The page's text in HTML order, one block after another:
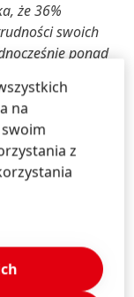
że 36%
swoich
ponad
Rodzice
zajęć
do tych
że nauki
Dyrektor
Pełnomocnik
Polska.
na
z